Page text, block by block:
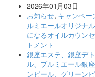
2026年01月03日
お知らせ, キャンペー
ルミエールオリジナ
になるオイルカウン
トメント
銀座エステ、銀座デ
ル、プルミエール銀座
ンピール、グリーン